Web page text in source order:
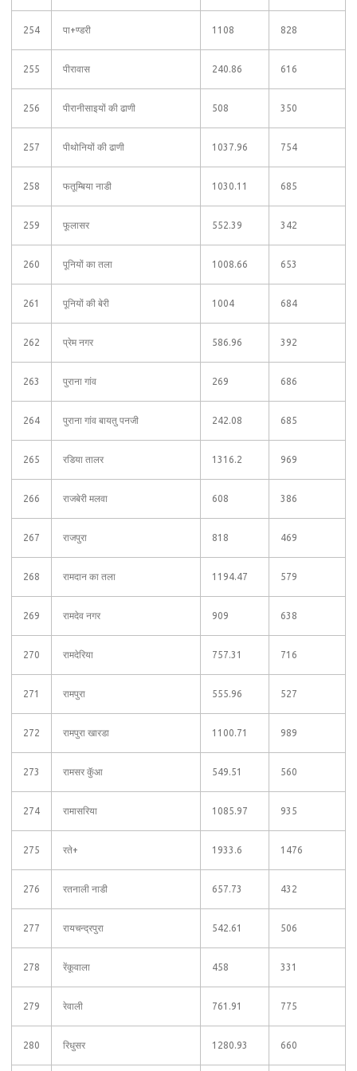
254 पा+ण्डरी 1108 828
255 पीरावास 240.86 616
256 पीरानीसाइयों की ढाणी 508 350
257 पीथोनियों की ढाणी 1037.96 754
258 फतूम्बिया नाडी 1030.11 685
259 फूलासर 552.39 342
260 पूनियों का तला 1008.66 653
261 पूनियों की बेरी 1004 684
262 प्रेम नगर 586.96 392
263 पुराना गांव 269 686
264 पुराना गांव बायतु पनजी 242.08 685
265 रडिया तालर 1316.2 969
266 राजबेरी मलवा 608 386
267 राजपुरा 818 469
268 रामदान का तला 1194.47 579
269 रामदेव नगर 909 638
270 रामदेरिया 757.31 716
271 रामपुरा 555.96 527
272 रामपुरा खारडा 1100.71 989
273 रामसर कुॅआ 549.51 560
274 रामासरिया 1085.97 935
275 रते+ 1933.6 1476
276 रतनाली नाडी 657.73 432
277 रायचन्द्रपुरा 542.61 506
278 रेंकूवाला 458 331
279 रेवाली 761.91 775
280 रिधुसर 1280.93 660